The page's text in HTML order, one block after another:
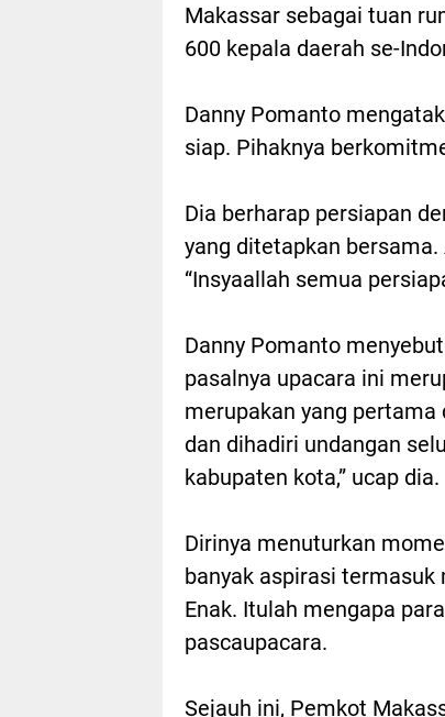
Makassar sebagai tuan
600 kepala daerah se-
Danny Pomanto
siap. Pihaknya
Dia berharap persiapan
yang ditetapkan
“Insyaallah semua
Danny Pomanto
pasalnya upacara ini
merupakan yang pertama
dan dihadiri undangan
kabupaten kota,” ucap dia.
Dirinya menuturkan
banyak aspirasi
Enak. Itulah mengapa
pascaupacara.
Sejauh ini, Pemkot